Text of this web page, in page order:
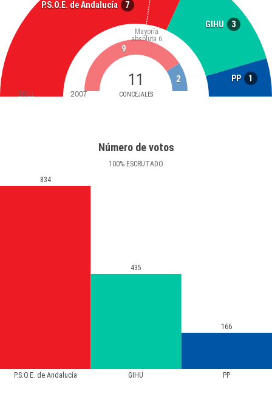
P.S.O.E. de Andalucía 7
GIHU 3
PP 1
11
CONCEJALES
Mayoría
absoluta 6
9
2
2011 2007
Número de votos
100% ESCRUTADO
P.S.O.E. de Andalucía GIHU PP
834
435
166